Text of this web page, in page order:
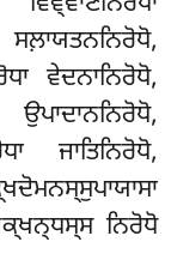
ਵੇਦਨਾਨਿਰੋਧੋ,
ਉਪਾਦਾਨਨਿਰੋਧੋ,
ਜਾਤਿਨਿਰੋਧੋ,
ਨਿਰੋਧੋ